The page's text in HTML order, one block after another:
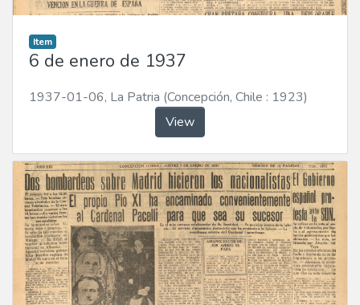
Item
6 de enero de 1937
1937-01-06, La Patria (Concepción, Chile : 1923)
View